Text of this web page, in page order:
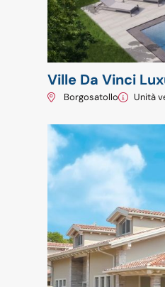
Ville Da Vinci
Borgosatollo Unità